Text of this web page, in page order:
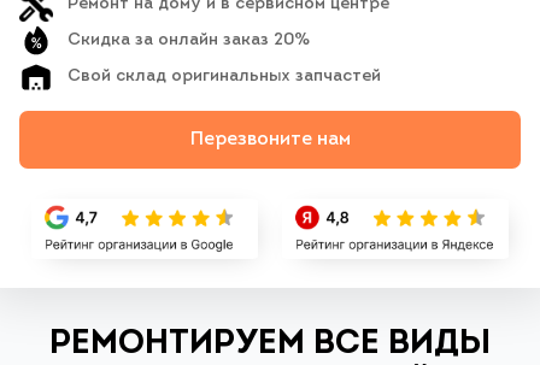
Ремонт на дому и в сервисном центре
Скидка за онлайн заказ 20%
Свой склад оригинальных запчастей
Перезвоните нам
РЕМОНТИРУЕМ ВСЕ ВИДЫ